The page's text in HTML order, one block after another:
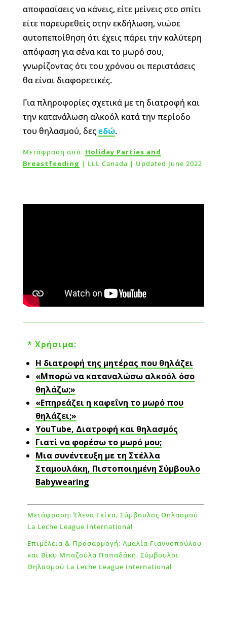
αποφασίσεις να κάνεις, είτε μείνεις στο σπίτι
είτε παρευρεθείς στην εκδήλωση, νιώσε
αυτοπεποίθηση ότι έχεις πάρει την καλύτερη
απόφαση για σένα και το μωρό σου,
γνωρίζοντας ότι του χρόνου οι περιστάσεις
θα είναι διαφορετικές.
Για πληροφορίες σχετικά με τη διατροφή και
την κατανάλωση αλκοόλ κατά την περίοδο
του θηλασμού, δες εδώ.
Μετάφραση από: Holiday Parties and
Breastfeeding | LLL Canada | Updated June 2022
* Χρήσιμα:
Η διατροφή της μητέρας που θηλάζει
«Μπορώ να καταναλώσω αλκοόλ όσο
θηλάζω;»
«Επηρεάζει η καφεΐνη το μωρό που
θηλάζει;»
YouTube, Διατροφή και θηλασμός
Γιατί να φορέσω το μωρό μου;
Μια συνέντευξη με τη Στέλλα
Σταμουλάκη, Πιστοποιημένη Σύμβουλο
Babywearing
Μετάφραση: Έλενα Γκίκα, Σύμβουλος Θηλασμού
La Leche League International
Επιμέλεια & Προσαρμογή: Αμαλία Γιαννοπούλου
και Βίκυ Μπαζούλα Παπαδάκη, Σύμβουλοι
Θηλασμού La Leche League International